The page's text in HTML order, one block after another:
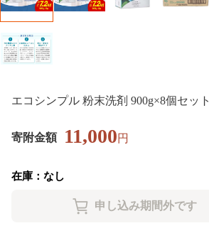
エコシンプル 粉末洗剤 900g×8個セッ
寄附金額 11,000円
在庫：なし